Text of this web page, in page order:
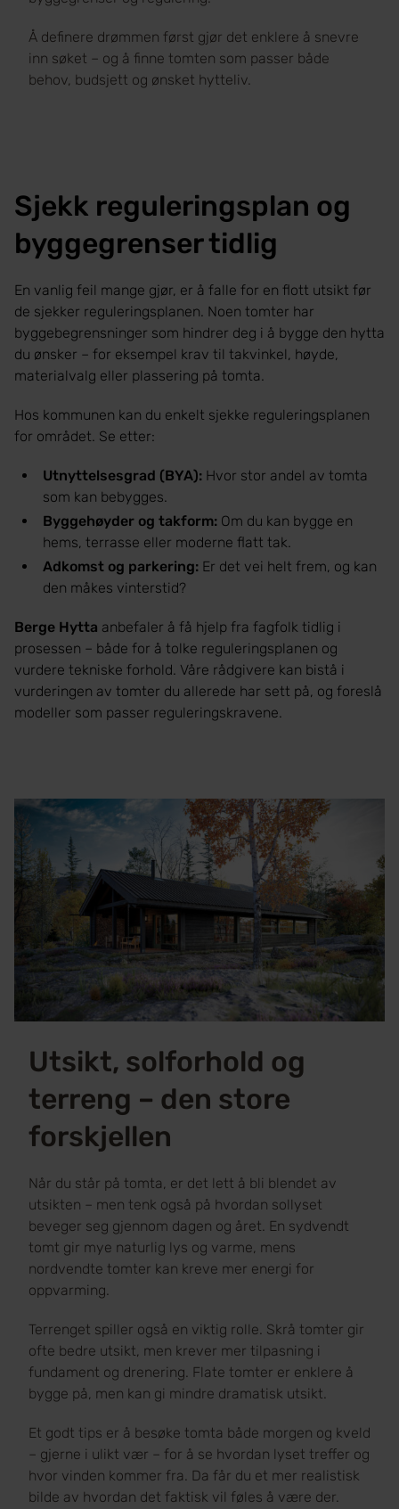
Å definere drømmen først gjør det enklere å snevre
inn søket – og å finne tomten som passer både
behov, budsjett og ønsket hytteliv.
Sjekk reguleringsplan og
byggegrenser tidlig
En vanlig feil mange gjør, er å falle for en flott utsikt før
de sjekker reguleringsplanen. Noen tomter har
byggebegrensninger som hindrer deg i å bygge den hytta
du ønsker – for eksempel krav til takvinkel, høyde,
materialvalg eller plassering på tomta.
Hos kommunen kan du enkelt sjekke reguleringsplanen
for området. Se etter:
Utnyttelsesgrad (BYA): Hvor stor andel av tomta
som kan bebygges.
Byggehøyder og takform: Om du kan bygge en
hems, terrasse eller moderne flatt tak.
Adkomst og parkering: Er det vei helt frem, og kan
den måkes vinterstid?
Berge Hytta anbefaler å få hjelp fra fagfolk tidlig i
prosessen – både for å tolke reguleringsplanen og
vurdere tekniske forhold. Våre rådgivere kan bistå i
vurderingen av tomter du allerede har sett på, og foreslå
modeller som passer reguleringskravene.
Utsikt, solforhold og
terreng – den store
forskjellen
Når du står på tomta, er det lett å bli blendet av
utsikten – men tenk også på hvordan sollyset
beveger seg gjennom dagen og året. En sydvendt
tomt gir mye naturlig lys og varme, mens
nordvendte tomter kan kreve mer energi for
oppvarming.
Terrenget spiller også en viktig rolle. Skrå tomter gir
ofte bedre utsikt, men krever mer tilpasning i
fundament og drenering. Flate tomter er enklere å
bygge på, men kan gi mindre dramatisk utsikt.
Et godt tips er å besøke tomta både morgen og kveld
– gjerne i ulikt vær – for å se hvordan lyset treffer og
hvor vinden kommer fra. Da får du et mer realistisk
bilde av hvordan det faktisk vil føles å være der.